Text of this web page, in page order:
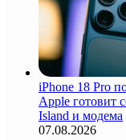
iPhone 18 Pro
Apple готовит
Island и модема
07.08.2026